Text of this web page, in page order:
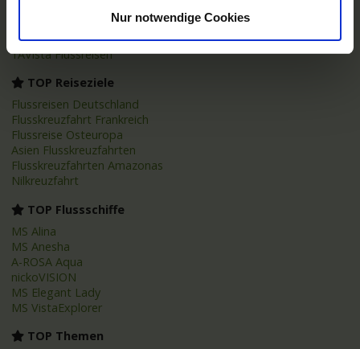
Nur notwendige Cookies
PLANTOURS Kreuzfahrten
AMADEUS Flusskreuzfahrten
1AVista Flussreisen
TOP Reiseziele
Flussreisen Deutschland
Flusskreuzfahrt Frankreich
Flussreise Osteuropa
Asien Flusskreuzfahrten
Flusskreuzfahrten Amazonas
Nilkreuzfahrt
TOP Flussschiffe
MS Alina
MS Anesha
A-ROSA Aqua
nickoVISION
MS Elegant Lady
MS VistaExplorer
TOP Themen